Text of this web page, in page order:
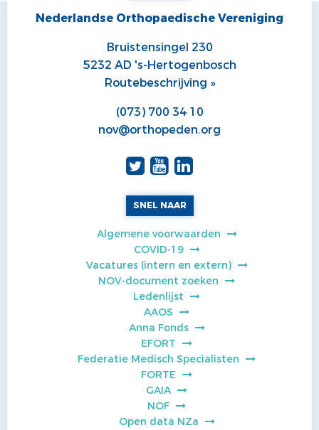
Nederlandse Orthopaedische Vereniging
Bruistensingel 230
5232 AD 's-Hertogenbosch
Routebeschrijving »
(073) 700 34 10
nov@orthopeden.org
SNEL NAAR
Algemene voorwaarden
COVID-19
Vacatures (intern en extern)
NOV-document zoeken
Ledenlijst
AAOS
Anna Fonds
EFORT
Federatie Medisch Specialisten
FORTE
GAIA
NOF
Open data NZa